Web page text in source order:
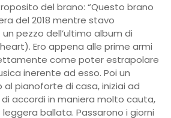
del brano: “Questo brano
del 2018 mentre stavo
pezzo dell’ultimo album di
heart). Ero appena alle prime armi
come poter estrapolare
inerente ad esso. Poi un
pianoforte di casa, iniziai ad
accordi in maniera molto cauta,
ballata. Passarono i giorni